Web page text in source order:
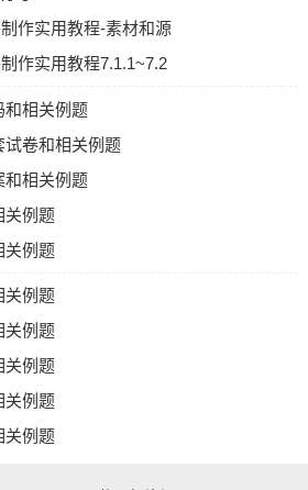
学问题等。
以下几点来确保学习效果：
身情况制定合理的学习计划，确保
理知识。
考虑，确保自己具备相应的能力和
应对新的挑战。
作实用教程-素材和源
作实用教程7.1.1~7.2
和相关例题
卷和相关例题
和相关例题
关例题
关例题
关例题
关例题
关例题
关例题
关例题